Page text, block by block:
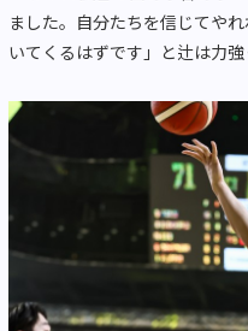
ました。自分たちを信じてや
いてくるはずです」と辻は力強